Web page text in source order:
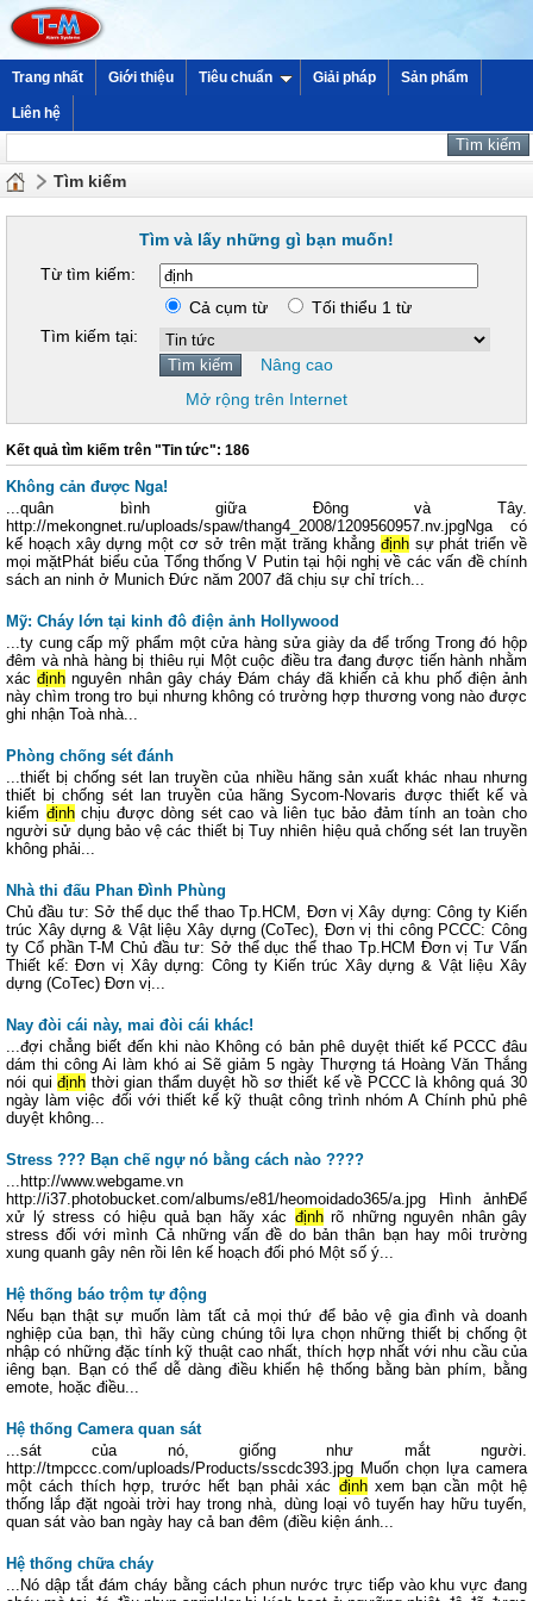
Trang nhất Giới thiệu Tiêu chuẩn Giải pháp Sản phẩm
Liên hệ
Tìm kiếm
Tìm và lấy những gì bạn muốn!
Từ tìm kiếm:
Cả cụm từ
Tối thiểu 1 từ
Tìm kiếm tại:
Nâng cao
Mở rộng trên Internet
Kết quả tìm kiếm trên "Tin tức": 186
Không cản được Nga!
...quân bình giữa Đông và Tây.
http://mekongnet.ru/uploads/spaw/thang4_2008/1209560957.nv.jpgNga có
kế hoạch xây dựng một cơ sở trên mặt trăng khẳng địnhsự phát triển về
mọi mặtPhát biểu của Tổng thống V Putin tại hội nghị về các vấn đề chính
sách an ninh ở Munich Đức năm 2007 đã chịu sự chỉ trích...
Mỹ: Cháy lớn tại kinh đô điện ảnh Hollywood
...ty cung cấp mỹ phẩm một cửa hàng sửa giày da để trống Trong đó hộp
đêm và nhà hàng bị thiêu rụi Một cuộc điều tra đang được tiến hành nhằm
xácđịnh nguyên nhân gây cháy Đám cháy đã khiến cả khu phố điện ảnh
này chìm trong tro bụi nhưng không có trường hợp thương vong nào được
ghi nhận Toà nhà...
Phòng chống sét đánh
...thiết bị chống sét lan truyền của nhiều hãng sản xuất khác nhau nhưng
thiết bị chống sét lan truyền của hãng Sycom-Novaris được thiết kế và
kiểm địnhchịu được dòng sét cao và liên tục bảo đảm tính an toàn cho
người sử dụng bảo vệ các thiết bị Tuy nhiên hiệu quả chống sét lan truyền
không phải...
Nhà thi đấu Phan Đình Phùng
Chủ đầu tư: Sở thể dục thể thao Tp.HCM, Đơn vị Xây dựng: Công ty Kiến
trúc Xây dựng & Vật liệu Xây dựng (CoTec), Đơn vị thi công PCCC: Công
ty Cổ phần T-M Chủ đầu tư: Sở thể dục thể thao Tp.HCM Đơn vị Tư Vấn
Thiết kế: Đơn vị Xây dựng: Công ty Kiến trúc Xây dựng & Vật liệu Xây
dựng (CoTec) Đơn vị...
Nay đòi cái này, mai đòi cái khác!
...đợi chẳng biết đến khi nào Không có bản phê duyệt thiết kế PCCC đâu
dám thi công Ai làm khó ai Sẽ giảm 5 ngày Thượng tá Hoàng Văn Thắng
nói quiđịnh thời gian thẩm duyệt hồ sơ thiết kế về PCCC là không quá 30
ngày làm việc đối với thiết kế kỹ thuật công trình nhóm A Chính phủ phê
duyệt không...
Stress ??? Bạn chế ngự nó bằng cách nào ????
...http://www.webgame.vn
http://i37.photobucket.com/albums/e81/heomoidado365/a.jpg Hình ảnhĐể
xử lý stress có hiệu quả bạn hãy xác địnhrõ những nguyên nhân gây
stress đối với mình Cả những vấn đề do bản thân bạn hay môi trường
xung quanh gây nên rồi lên kế hoạch đối phó Một số ý...
Hệ thống báo trộm tự động
Nếu bạn thật sự muốn làm tất cả mọi thứ để bảo vệ gia đình và doanh
nghiệp của bạn, thì hãy cùng chúng tôi lựa chọn những thiết bị chống ột
nhập có những đặc tính kỹ thuật cao nhất, thích hợp nhất với nhu cầu của
iêng bạn. Bạn có thể dễ dàng điều khiển hệ thống bằng bàn phím, bằng
emote, hoặc điều...
Hệ thống Camera quan sát
...sát của nó, giống như mắt người.
http://tmpccc.com/uploads/Products/sscdc393.jpg Muốn chọn lựa camera
một cách thích hợp, trước hết bạn phải xác địnhxem bạn cần một hệ
thống lắp đặt ngoài trời hay trong nhà, dùng loại vô tuyến hay hữu tuyến,
quan sát vào ban ngày hay cả ban đêm (điều kiện ánh...
Hệ thống chữa cháy
...Nó dập tắt đám cháy bằng cách phun nước trực tiếp vào khu vực đang